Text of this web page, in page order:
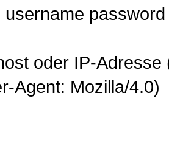
username
oder IP-Adresse
Agent: Mozilla/4.0)